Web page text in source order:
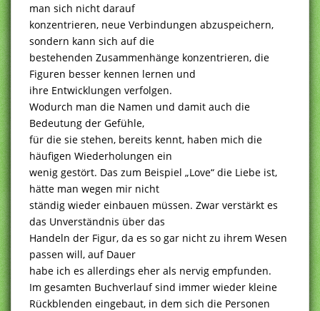
man sich nicht darauf
konzentrieren, neue Verbindungen abzuspeichern,
sondern kann sich auf die
bestehenden Zusammenhänge konzentrieren, die
Figuren besser kennen lernen und
ihre Entwicklungen verfolgen.
Wodurch man die Namen und damit auch die
Bedeutung der Gefühle,
für die sie stehen, bereits kennt, haben mich die
häufigen Wiederholungen ein
wenig gestört. Das zum Beispiel „Love“ die Liebe ist,
hätte man wegen mir nicht
ständig wieder einbauen müssen. Zwar verstärkt es
das Unverständnis über das
Handeln der Figur, da es so gar nicht zu ihrem Wesen
passen will, auf Dauer
habe ich es allerdings eher als nervig empfunden.
Im gesamten Buchverlauf sind immer wieder kleine
Rückblenden eingebaut, in dem sich die Personen